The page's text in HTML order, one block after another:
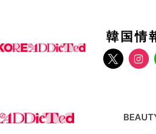
韓国情